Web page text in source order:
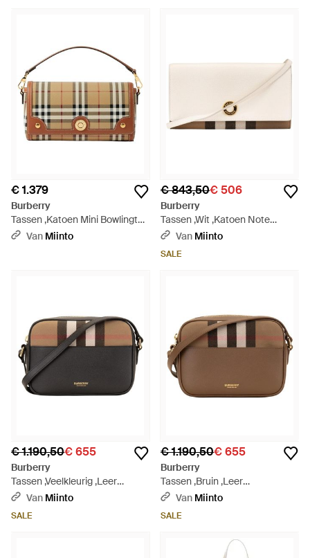
€ 1.379
Burberry
Tassen ,Katoen Mini Bowlingtas
- Bruin
Van Miinto
€ 843,50€ 506
Burberry
Tassen ,Wit ,Katoen Note
Crossbody Tas - Naturel
Van Miinto
SALE
€ 1.190,50€ 655
Burberry
Tassen ,Veelkleurig ,Leer
Schoudertas - Zwart
Van Miinto
SALE
€ 1.190,50€ 655
Burberry
Tassen ,Bruin ,Leer
Schoudertas - Bruin
Van Miinto
SALE